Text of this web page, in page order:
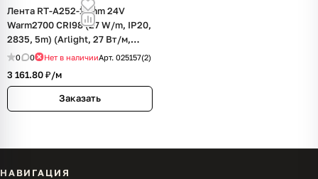
Лента RT-A252-19mm 24V
Warm2700 CRI98 (27 W/m, IP20,
2835, 5m) (Arlight, 27 Вт/м,
IP20)
0 0 Нет в наличииАрт. 025157(2)
3 161.80 ₽/м
Заказать
НАВИГАЦИЯ